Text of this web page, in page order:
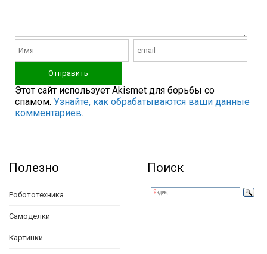
Этот сайт использует Akismet для борьбы со
спамом. Узнайте, как обрабатываются ваши данные
комментариев.
Полезно
Робототехника
Самоделки
Картинки
Поиск